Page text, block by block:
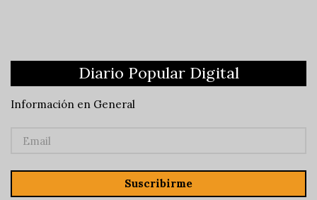
Diario Popular Digital
Información en General
Suscribirme